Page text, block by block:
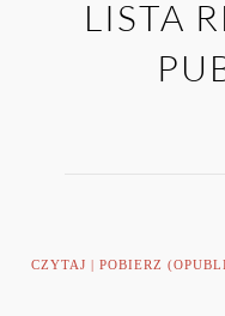
LISTA
CZYTAJ | POBIERZ